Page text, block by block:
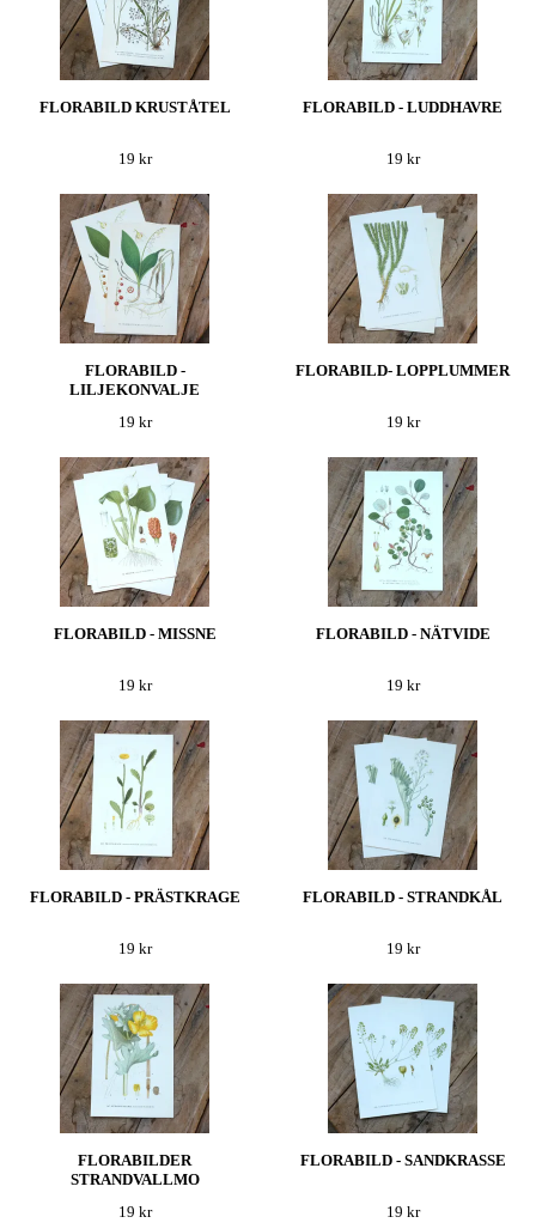
FLORABILD KRUSTÅTEL
19 kr
FLORABILD - LUDDHAVRE
19 kr
FLORABILD -
LILJEKONVALJE
19 kr
FLORABILD- LOPPLUMMER
19 kr
FLORABILD - MISSNE
19 kr
FLORABILD - NÄTVIDE
19 kr
FLORABILD - PRÄSTKRAGE
19 kr
FLORABILD - STRANDKÅL
19 kr
FLORABILDER
STRANDVALLMO
19 kr
FLORABILD - SANDKRASSE
19 kr